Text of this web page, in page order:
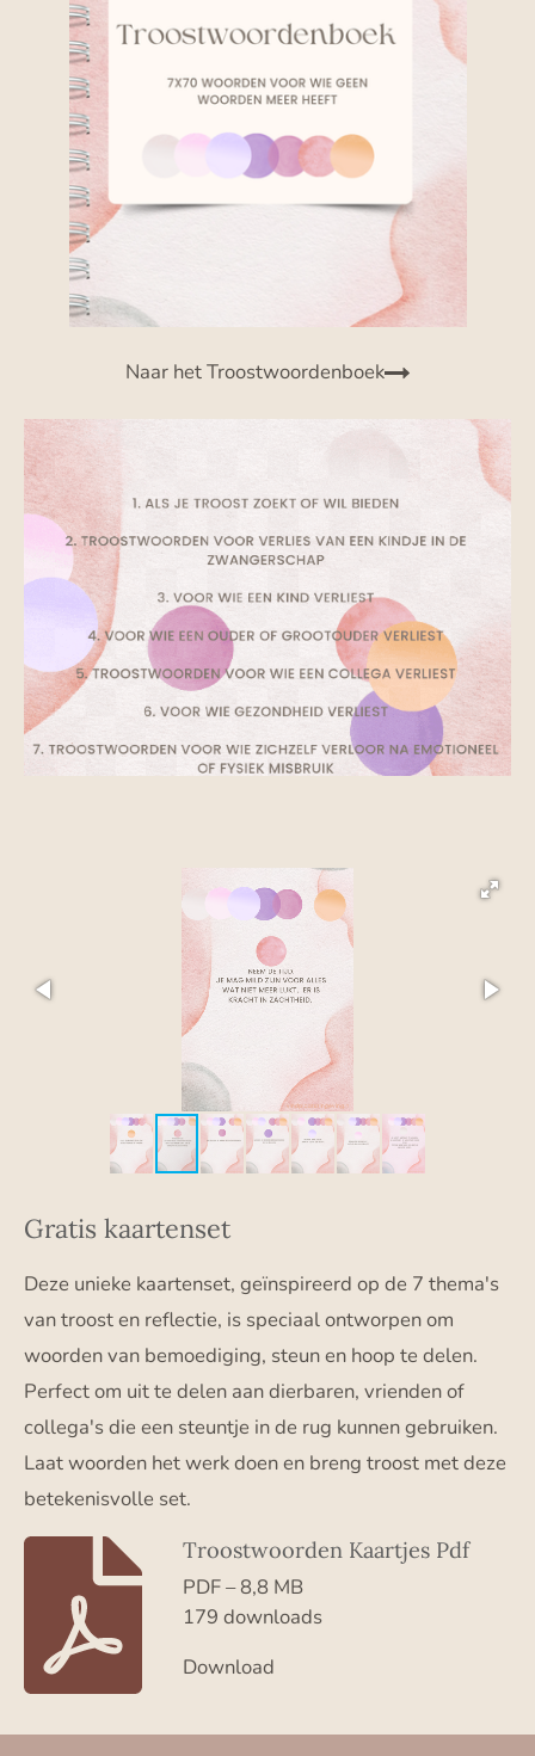
Naar het Troostwoordenboek
Gratis kaartenset
Deze unieke kaartenset, geïnspireerd op de 7 thema's
van troost en reflectie, is speciaal ontworpen om
woorden van bemoediging, steun en hoop te delen.
Perfect om uit te delen aan dierbaren, vrienden of
collega's die een steuntje in de rug kunnen gebruiken.
Laat woorden het werk doen en breng troost met deze
betekenisvolle set.
Troostwoorden Kaartjes Pdf
PDF – 8,8 MB
179 downloads
Download